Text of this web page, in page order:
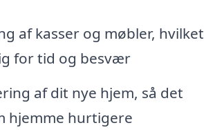
af kasser og møbler, hvilket
for tid og besvær
af dit nye hjem, så det
hjemme hurtigere